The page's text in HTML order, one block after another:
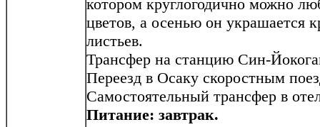
котором круглогодично можно
цветов, а осенью он украшается
листьев.
Трансфер на станцию Син-
Переезд в Осаку скоростным
Самостоятельный трансфер в
Питание: завтрак.